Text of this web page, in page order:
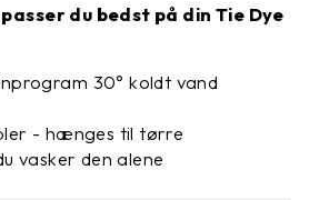
du bedst på din Tie Dye
30° koldt vand
- hænges til tørre
vasker den alene